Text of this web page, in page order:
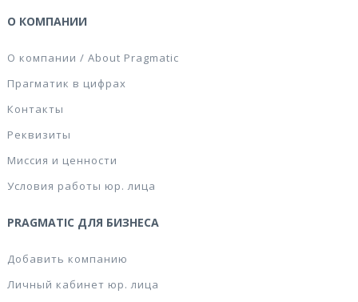
О КОМПАНИИ
О компании / About Pragmatic
Прагматик в цифрах
Контакты
Реквизиты
Миссия и ценности
Условия работы юр. лица
PRAGMATIC ДЛЯ БИЗНЕСА
Добавить компанию
Личный кабинет юр. лица